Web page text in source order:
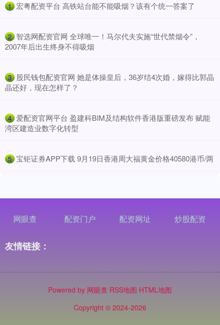
1 ​宏粤配资平台 高铁站台能不能吸烟？该有个统一答案了
2 ​智选网配资官网 全球唯一！马尔代夫实施“世代禁烟令”，
2007年后出生终身不得吸烟
3 ​股民钱包配资官网 她是体操皇后，36岁结4次婚，嫁得比郭晶
晶还好，现在怎样了？
4 ​爱配资官网平台 盈建科BIM及结构软件香港版重磅发布 赋能
湾区建造业数字化转型
5 ​宝钜证券APP下载 9月19日香港周大福黄金价格40580港币/两
网眼查 配资门户 配资网址 炒股配资
友情链接：
Powered by 网眼查 RSS地图 HTML地图
Copyright © 2024-2026